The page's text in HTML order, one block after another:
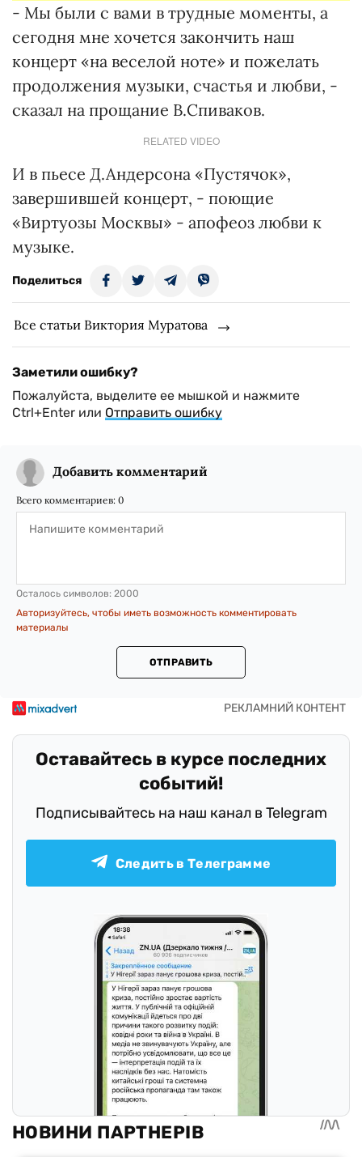
- Мы были с вами в трудные моменты, а
сегодня мне хочется закончить наш
концерт «на веселой ноте» и пожелать
продолжения музыки, счастья и любви, -
сказал на прощание В.Спиваков.
RELATED VIDEO
И в пьесе Д.Андерсона «Пустячок»,
завершившей концерт, - поющие
«Виртуозы Москвы» - апофеоз любви к
музыке.
Поделиться
Все статьи Виктория Муратова
Заметили ошибку?
Пожалуйста, выделите ее мышкой и нажмите
Ctrl+Enter или Отправить ошибку
Добавить комментарий
Всего комментариев: 0
Осталось символов: 2000
Авторизуйтесь, чтобы иметь возможность комментировать
материалы
ОТПРАВИТЬ
Оставайтесь в курсе последних
событий!
Подписывайтесь на наш канал в Telegram
Следить в Телеграмме